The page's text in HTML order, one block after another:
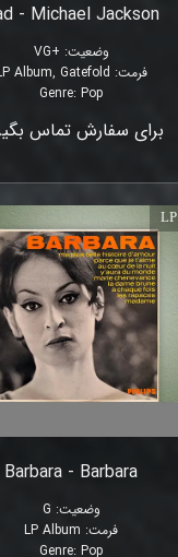
- Michael Jackson
وضعیت:
+VG
فرمت:
Album, Gatefold
Genre: Pop
برای سفارش تماس
Barbara - Barbara
وضعیت:
G
فرمت:
LP Album
Genre: Pop
LP